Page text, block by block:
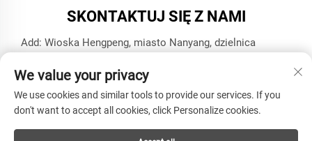
SKONTAKTUJ SIĘ Z NAMI
Add: Wioska Hengpeng, miasto Nanyang, dzielnica
Tel: +86-13606543282
E-mail:[email protected]
We value your privacy
We use cookies and similar tools to provide our services. If you
don't want to accept all cookies, click Personalize cookies.